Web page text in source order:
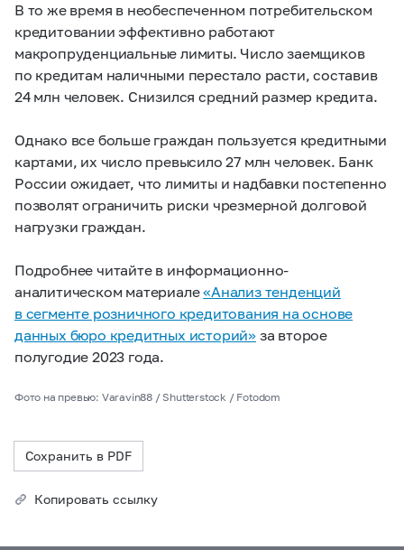
В то же время в необеспеченном потребительском
кредитовании эффективно работают
макропруденциальные лимиты. Число заемщиков
по кредитам наличными перестало расти, составив
24 млн человек. Снизился средний размер кредита.
Однако все больше граждан пользуется кредитными
картами, их число превысило 27 млн человек. Банк
России ожидает, что лимиты и надбавки постепенно
позволят ограничить риски чрезмерной долговой
нагрузки граждан.
Подробнее читайте в информационно-
аналитическом материале«Анализ тенденций
в сегменте розничного кредитования на основе
данных бюро кредитных историй» за второе
полугодие 2023 года.
Фото на превью: Varavin88 / Shutterstock / Fotodom
Сохранить в PDF
Копировать ссылку